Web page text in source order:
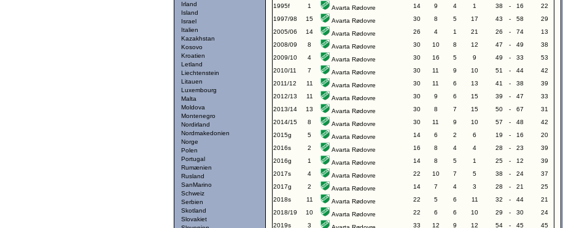
Irland
Island
Israel
Italien
Kazakhstan
Kosovo
Kroatien
Letland
Liechtenstein
Litauen
Luxembourg
Malta
Moldova
Montenegro
Nordirland
Nordmakedonien
Norge
Polen
Portugal
Rumænien
Rusland
SanMarino
Schweiz
Serbien
Skotland
Slovakiet
1995f
1 Avarta Rødovre 14 9 4 1 38 - 16
22
1997/98
15 Avarta Rødovre 30 8 5 17 43 - 58
29
2005/06
14 Avarta Rødovre 26 4 1 21 26 - 74
13
2008/09
8 Avarta Rødovre 30 10 8 12 47 - 49
38
2009/10
4 Avarta Rødovre 30 16 5 9 49 - 33
53
2010/11
7 Avarta Rødovre 30 11 9 10 51 - 44
42
2011/12
11 Avarta Rødovre 30 11 6 13 41 - 38
39
2012/13
11 Avarta Rødovre 30 9 6 15 39 - 47
33
2013/14
13 Avarta Rødovre 30 8 7 15 50 - 67
31
2014/15
8 Avarta Rødovre 30 11 9 10 57 - 48
42
2015g
5 Avarta Rødovre 14 6 2 6 19 - 16
20
2016s
2 Avarta Rødovre 16 8 4 4 28 - 23
39
2016g
1 Avarta Rødovre 14 8 5 1 25 - 12
39
2017s
4 Avarta Rødovre 22 10 7 5 38 - 24
37
2017g
2 Avarta Rødovre 14 7 4 3 28 - 21
25
2018s
11 Avarta Rødovre 22 5 6 11 32 - 44
21
2018/19
10 Avarta Rødovre 22 6 6 10 29 - 30
24
2019s
3 33 12 9 12 54 - 45 45